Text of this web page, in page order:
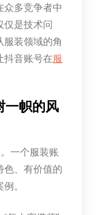
众多竞争者中
仅是技术问
服装领域的角
抖音账号在服
一帜的风
一个服装账
色、有价值的
。